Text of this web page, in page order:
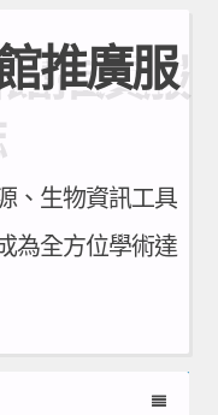
推廣服
、生物資訊工具
為全方位學術達